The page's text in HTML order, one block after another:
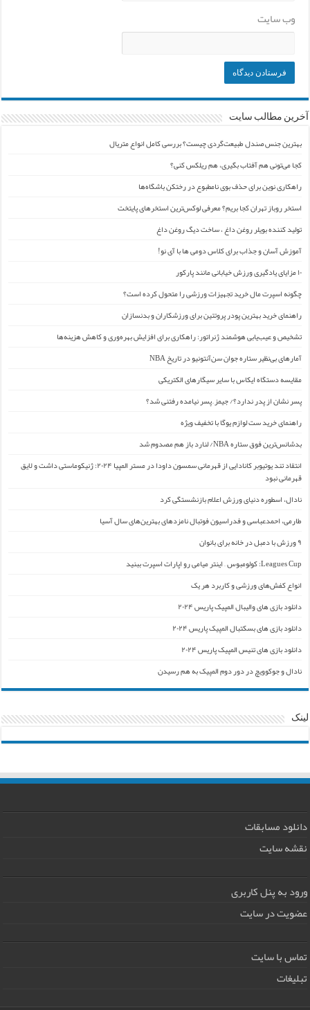
وب‌ سایت
آخرین مطالب سایت
بهترین جنس صندل طبیعت‌گردی چیست؟ بررسی کامل انواع متریال
کجا می‌تونی هم آفتاب بگیری، هم ریلکس کنی؟
راهکاری نوین برای حذف بوی نامطبوع در رختکن باشگاه‌ها
استخر روباز تهران کجا بریم؟ معرفی لوکس‌ترین استخرهای پایتخت
تولید کننده بویلر روغن داغ ، ساخت دیگ روغن داغ
آموزش آسان و جذاب برای کلاس دومی ها با آی نو!
۱۰ مزایای یادگیری ورزش خیابانی مانند پارکور
چگونه اسپرت مال خرید تجهیزات ورزشی را متحول کرده است؟
راهنمای خرید بهترین پودر پروتئین برای ورزشکاران و بدنسازان
تشخیص و عیب‌یابی هوشمند ژنراتور: راهکاری برای افزایش بهره‌وری و کاهش هزینه‌ها
آمارهای بی‌نظیر ستاره جوان سن‌آنتونیو در تاریخ NBA
مقایسه دستگاه ایکاس با سایر سیگارهای الکتریکی
پسر نشان از پدر ندارد؟/ جیمز ِ پسر نیامده رفتنی شد؟
راهنمای خرید ست لوازم یوگا با تخفیف ویژه
بدشانس‌ترین فوق ستاره NBA/ لنارد باز هم مصدوم شد
انتقاد تند یوتیوبر کانادایی از قهرمانی سمسون داودا در مستر المپیا ۲۰۲۴: ژنیکوماستی داشت و لایق
قهرمانی نبود
نادال، اسطوره دنیای ورزش اعلام بازنشستگی کرد
طارمی، احمدعباسی و فدراسیون فوتبال نامزدهای بهترین‌های سال آسیا
۹ ورزش با دمبل در خانه برای بانوان
Leagues Cup: کولومبوس – اینتر میامی رو اپارات اسپرت ببنید
انواع کفش‌های ورزشی و کاربرد هر یک
دانلود بازی های والیبال المپیک پاریس ۲۰۲۴
دانلود بازی های بسکتبال المپیک پاریس ۲۰۲۴
دانلود بازی های تنیس المپیک پاریس ۲۰۲۴
نادال و جوکوویچ در دور دوم المپیک به هم رسیدن
لینک
دانلود مسابقات
نقشه سایت
ورود به پنل کاربری
عضویت در سایت
تماس با سایت
تبلیغات